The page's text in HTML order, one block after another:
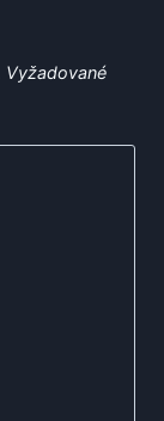
Vyžadované